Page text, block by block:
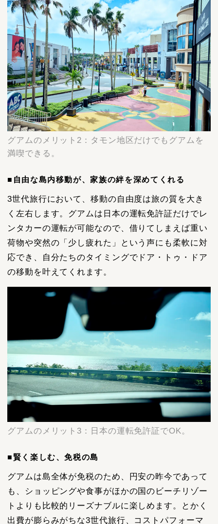
グアムのメリット2：タモン地区だけでもグアムを
満喫できる。
■自由な島内移動が、家族の絆を深めてくれる
3世代旅行において、移動の自由度は旅の質を大き
く左右します。グアムは日本の運転免許証だけでレ
ンタカーの運転が可能なので、借りてしまえば重い
荷物や突然の「少し疲れた」という声にも柔軟に対
応でき、自分たちのタイミングでドア・トゥ・ドア
の移動を叶えてくれます。
グアムのメリット3：日本の運転免許証でOK。
■賢く楽しむ、免税の島
グアムは島全体が免税のため、円安の昨今であって
も、ショッピングや食事がほかの国のビーチリゾー
トよりも比較的リーズナブルに楽しめます。とかく
出費が膨らみがちな3世代旅行、コストパフォーマ